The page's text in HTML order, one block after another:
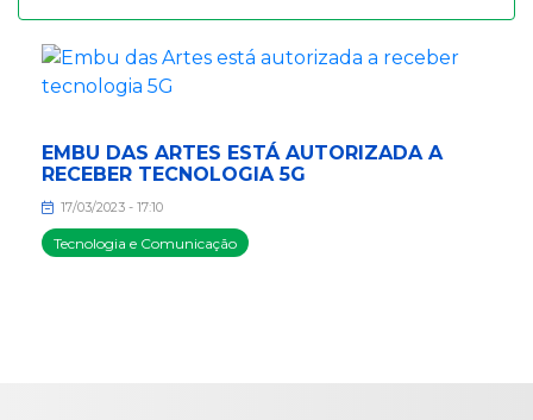
Tecnologia e Comunicação
EMBU DAS ARTES ESTÁ AUTORIZADA A
RECEBER TECNOLOGIA 5G
17/03/2023 - 17:10